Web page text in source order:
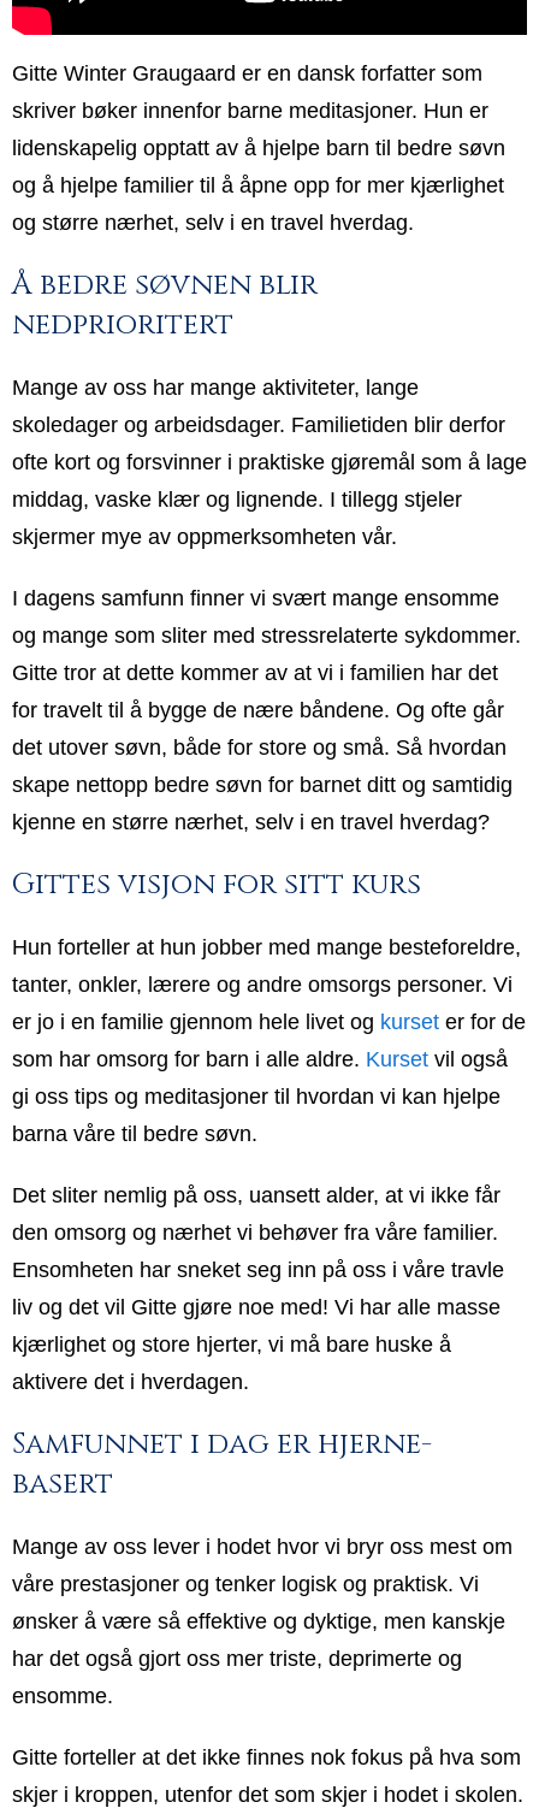
Gitte Winter Graugaard er en dansk forfatter som
skriver bøker innenfor barne meditasjoner. Hun er
lidenskapelig opptatt av å hjelpe barn til bedre søvn
og å hjelpe familier til å åpne opp for mer kjærlighet
og større nærhet, selv i en travel hverdag.
Å bedre søvnen blir
nedprioritert
Mange av oss har mange aktiviteter, lange
skoledager og arbeidsdager. Familietiden blir derfor
ofte kort og forsvinner i praktiske gjøremål som å lage
middag, vaske klær og lignende. I tillegg stjeler
skjermer mye av oppmerksomheten vår.
I dagens samfunn finner vi svært mange ensomme
og mange som sliter med stressrelaterte sykdommer.
Gitte tror at dette kommer av at vi i familien har det
for travelt til å bygge de nære båndene. Og ofte går
det utover søvn, både for store og små. Så hvordan
skape nettopp bedre søvn for barnet ditt og samtidig
kjenne en større nærhet, selv i en travel hverdag?
Gittes visjon for sitt kurs
Hun forteller at hun jobber med mange besteforeldre,
tanter, onkler, lærere og andre omsorgs personer. Vi
er jo i en familie gjennom hele livet og kurset er for de
som har omsorg for barn i alle aldre. Kurset vil også
gi oss tips og meditasjoner til hvordan vi kan hjelpe
barna våre til bedre søvn.
Det sliter nemlig på oss, uansett alder, at vi ikke får
den omsorg og nærhet vi behøver fra våre familier.
Ensomheten har sneket seg inn på oss i våre travle
liv og det vil Gitte gjøre noe med! Vi har alle masse
kjærlighet og store hjerter, vi må bare huske å
aktivere det i hverdagen.
Samfunnet i dag er hjerne-
basert
Mange av oss lever i hodet hvor vi bryr oss mest om
våre prestasjoner og tenker logisk og praktisk. Vi
ønsker å være så effektive og dyktige, men kanskje
har det også gjort oss mer triste, deprimerte og
ensomme.
Gitte forteller at det ikke finnes nok fokus på hva som
skjer i kroppen, utenfor det som skjer i hodet i skolen.